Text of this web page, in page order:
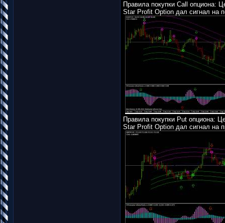
Правила покупки Call опциона:
Star Profit Option дал сигнал на
Правила покупки Put опциона:
Star Profit Option дал сигнал на